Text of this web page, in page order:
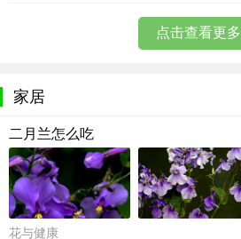
点击查看更多
家居
二月兰怎么吃
花与健康